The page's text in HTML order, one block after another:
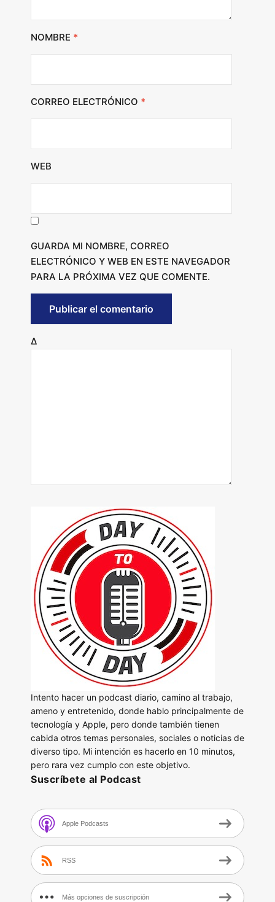
NOMBRE *
CORREO ELECTRÓNICO *
WEB
GUARDA MI NOMBRE, CORREO
ELECTRÓNICO Y WEB EN ESTE NAVEGADOR
PARA LA PRÓXIMA VEZ QUE COMENTE.
Δ
Intento hacer un podcast diario, camino al trabajo,
ameno y entretenido, donde hablo principalmente de
tecnología y Apple, pero donde también tienen
cabida otros temas personales, sociales o noticias de
diverso tipo. Mi intención es hacerlo en 10 minutos,
pero rara vez cumplo con este objetivo.
Suscríbete al Podcast
Apple Podcasts
RSS
Más opciones de suscripción